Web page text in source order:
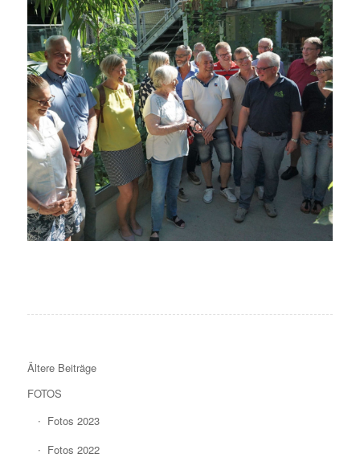
Ältere Beiträge
FOTOS
Fotos 2023
Fotos 2022